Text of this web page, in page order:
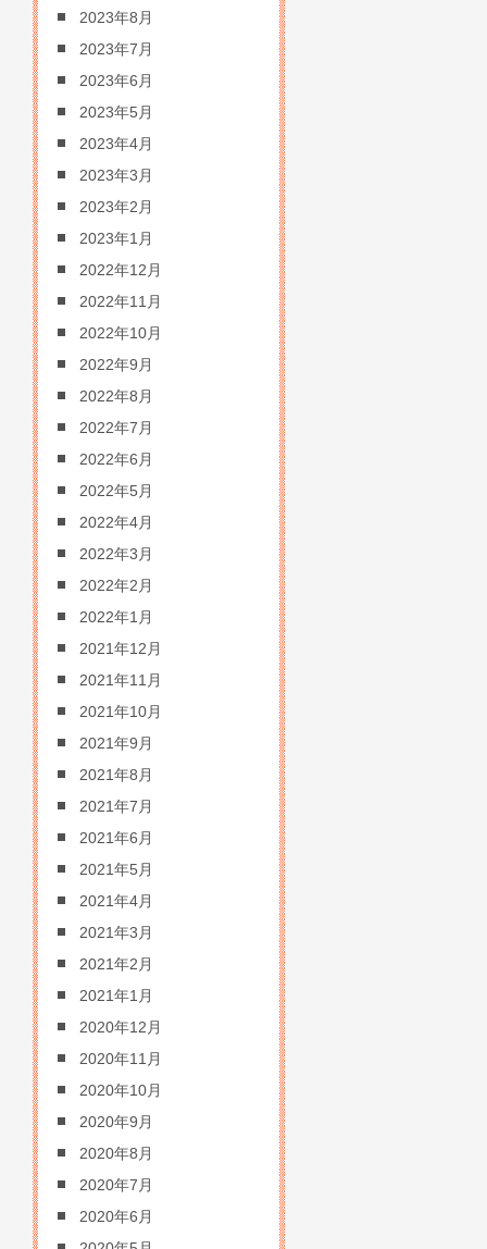
2023年8月
2023年7月
2023年6月
2023年5月
2023年4月
2023年3月
2023年2月
2023年1月
2022年12月
2022年11月
2022年10月
2022年9月
2022年8月
2022年7月
2022年6月
2022年5月
2022年4月
2022年3月
2022年2月
2022年1月
2021年12月
2021年11月
2021年10月
2021年9月
2021年8月
2021年7月
2021年6月
2021年5月
2021年4月
2021年3月
2021年2月
2021年1月
2020年12月
2020年11月
2020年10月
2020年9月
2020年8月
2020年7月
2020年6月